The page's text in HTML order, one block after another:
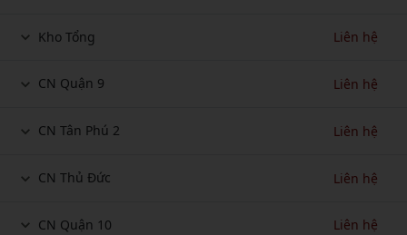
Kho Tổng Liên hệ
CN Quận 9 Liên hệ
CN Tân Phú 2 Liên hệ
CN Thủ Đức Liên hệ
CN Quận 10 Liên hệ